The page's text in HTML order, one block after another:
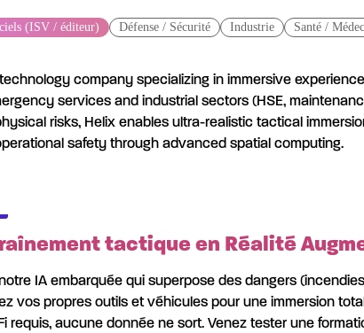
(ISV / éditeur) Défense / Sécurité Industrie Santé /
company specializing in immersive
services and industrial sectors (HSE,
risks, Helix enables ultra-realistic tactical
safety through advanced spatial computing.
tactique en Réalité
IA embarquée qui superpose des dangers
vos propres outils et véhicules pour une immersion
requis, aucune donnée ne sort. Venez tester une